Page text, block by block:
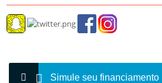
Simule seu financiamento